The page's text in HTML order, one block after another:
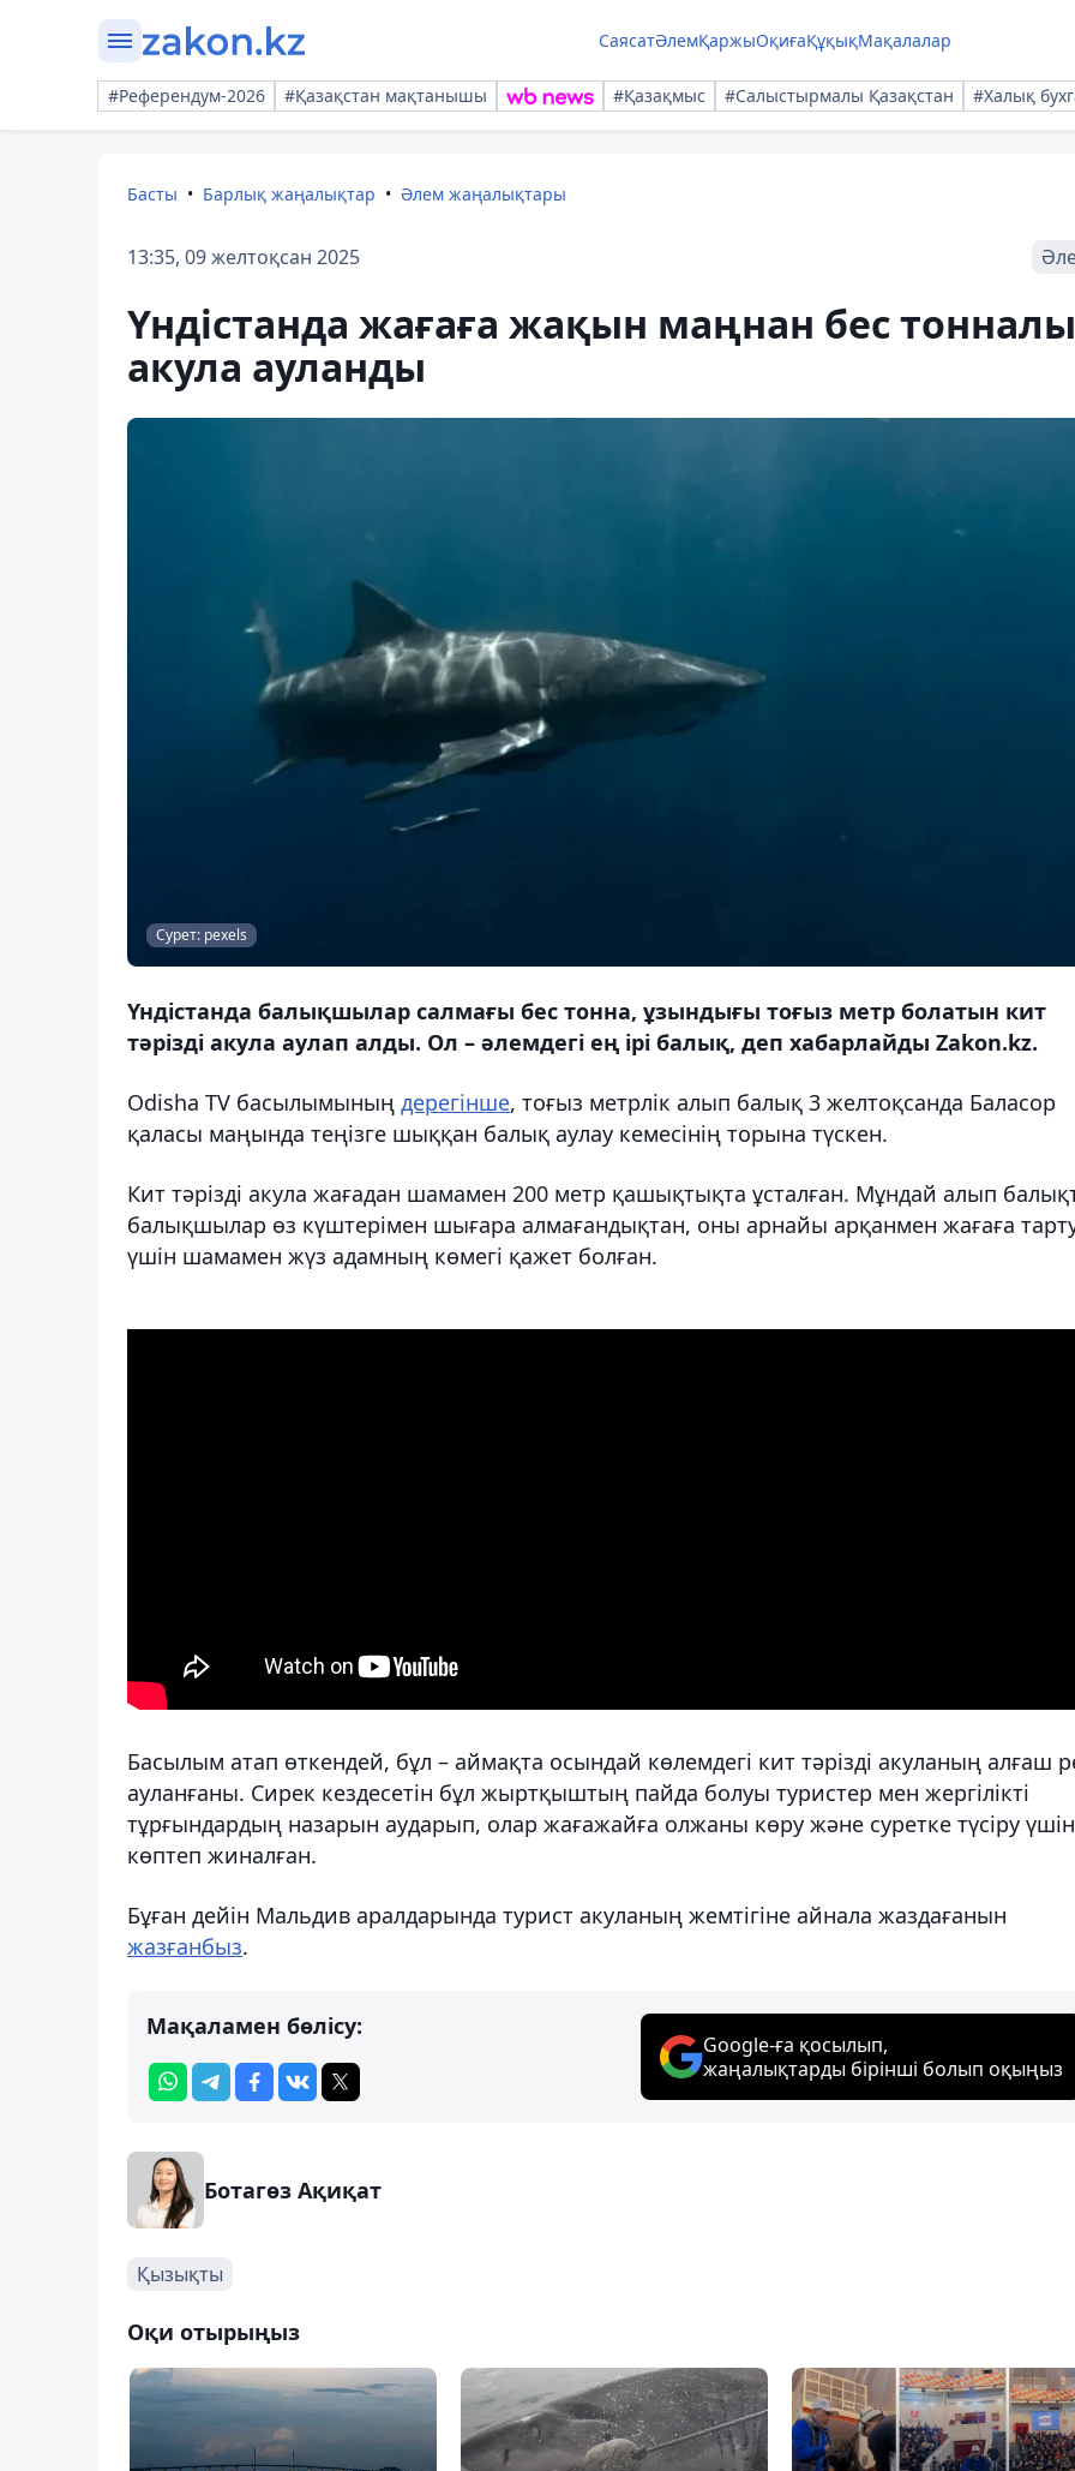
СаясатӘлемҚаржыОқиғаҚұқықМақалалар
#Референдум-2026 #Қазақстан мақтанышы #Қазақмыс #Салыстырмалы Қазақстан #Халық
Басты Барлық жаңалықтар Әлем жаңалықтары
13:35, 09 желтоқсан 2025
Үндістанда жағаға жақын маңнан бес
акула ауланды
Сурет: pexels
Үндістанда балықшылар салмағы бес тонна, ұзындығы тоғыз метр болатын кит
тәрізді акула аулап алды. Ол – әлемдегі ең ірі балық, деп хабарлайды Zakon.kz.
Odisha TV басылымының дерегінше, тоғыз метрлік алып балық 3 желтоқсанда Баласор
қаласы маңында теңізге шыққан балық аулау кемесінің торына түскен.
Кит тәрізді акула жағадан шамамен 200 метр қашықтықта ұсталған. Мұндай алып
балықшылар өз күштерімен шығара алмағандықтан, оны арнайы арқанмен жағаға
үшін шамамен жүз адамның көмегі қажет болған.
Басылым атап өткендей, бұл – аймақта осындай көлемдегі кит тәрізді акуланың алғаш
ауланғаны. Сирек кездесетін бұл жыртқыштың пайда болуы туристер мен жергілікті
тұрғындардың назарын аударып, олар жағажайға олжаны көру және суретке түсіру үшін
көптеп жиналған.
Бұған дейін Мальдив аралдарында турист акуланың жемтігіне айнала жаздағанын
жазғанбыз.
Мақаламен бөлісу:
Google-ға қосылып,
жаңалықтарды бірінші болып оқыңыз
Ботагөз Ақиқат
Қызықты
Оқи отырыңыз